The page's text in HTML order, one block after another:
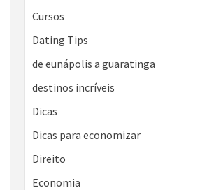
Cursos
Dating Tips
de eunápolis a guaratinga
destinos incríveis
Dicas
Dicas para economizar
Direito
Economia